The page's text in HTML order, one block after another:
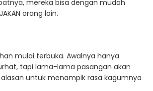
mereka bisa dengan mudah
orang lain.
mulai terbuka. Awalnya hanya
tapi lama-lama pasangan akan
untuk menampik rasa kagumnya